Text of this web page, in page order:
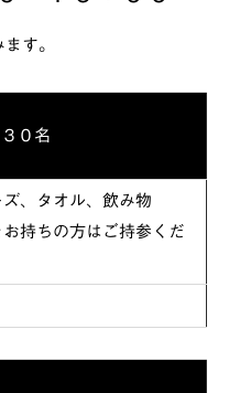
す。
０名
、タオル、飲み物
持ちの方はご持参くだ